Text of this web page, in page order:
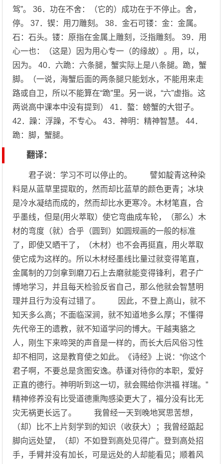
驾”。 36．功在不舍：（它的）成功在于不停止。舍，
停。 37．锲：用刀雕刻。 38．金石可镂：金：金属。
石：石头。镂：原指在金属上雕刻，泛指雕刻。 39．用
心一也：（这是）因为用心专一（的缘故）。用，以，
因为。 40．六跪：六条腿，蟹实际上是八条腿。跪，蟹
脚。（一说，海蟹后面的两条腿只能划水，不能用来走
路或自卫，所以不能算在“跪”里。另一说，“六”虚指。这
两说高中课本中没有提到） 41．螯：螃蟹的大钳子。
42．躁：浮躁，不专心。 43．神明：精神智慧。 44．
跪：脚，蟹腿。
翻译：
君子说：学习不可以停止的。 譬如靛青这种染
料是从蓝草里提取的，然而却比蓝草的颜色更青；冰块
是冷水凝结而成的，然而却比水更寒冷。木材笔直，合
乎墨线，但是(用火萃取）使它弯曲成车轮，（那么）木
材的弯度（就）合乎（圆到）如圆规画的一般的标准
了，即使又晒干了，（木材）也不会再挺直，用火萃取
使它成为这样的。所以木材经墨线比量过就变得笔直，
金属制的刀剑拿到磨刀石上去磨就能变得锋利，君子广
博地学习，并且每天检验反省自己，那么他就会智慧明
理并且行为没有过错了。 因此，不登上高山，就不
知天多么高；不面临深涧，就不知道地多么厚；不懂得
先代帝王的遗教，就不知道学问的博大。干越夷貉之
人，刚生下来啼哭的声音是一样的，而长大后风俗习性
却不相同，这是教育使之如此。《诗经》上说：“你这个
君子啊，不要总是贪图安逸。恭谨对待你的本职，爱好
正直的德行。神明听到这一切，就会赐给你洪福 祥瑞。”
精神修养没有比受道德熏陶感染更大了，福分没有比无
灾无祸更长远了。 我曾经一天到晚地冥思苦想，
（却）比不上片刻学到的知识（收获大）；我曾经踮起
脚向远处望，（却）不如登到高处见得广。登到高处招
手，手臂并没有加长，可是远处的人却能看见；顺着风